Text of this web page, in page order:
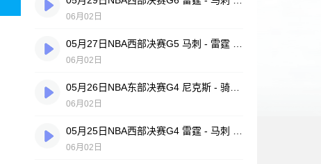
06月02日
06月02日
06月02日
06月02日